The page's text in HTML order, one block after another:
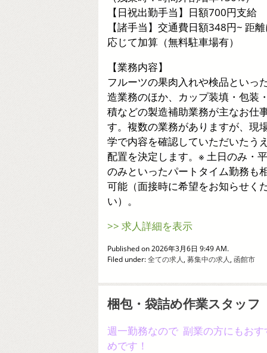
【日祝出勤手当】日額700円支給
【諸手当】交通費日額348円~ 距
応じて加算（無料駐車場有）
【業務内容】
フルーツの果肉入れや検品といっ
造業務のほか、カップ装填・包装
積などの製造補助業務が主なお仕
す。複数の業務がありますが、現
学で内容を確認していただいたう
配置を決定します。※ 土日のみ・
のみといったパートタイム勤務も
可能（面接時に希望をお知らせく
い）。
>> 求人詳細を表示
Published on 2026年3月6日 9:49 AM.
Filed under:全ての求人, 募集中の求人, 函館市
梱包・袋詰め作業スタッフ
週一勤務なので 副業の方にもおす
めです！